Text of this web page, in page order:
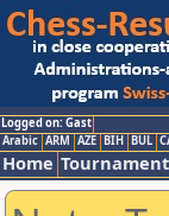
Logged on: Gast
Arabic ARM AZE BIH BUL
Home